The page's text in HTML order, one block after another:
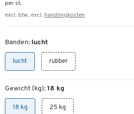
per st.
excl. btw, excl. handlingkosten
Banden: lucht
lucht rubber
Gewicht (kg): 18 kg
18 kg 25 kg